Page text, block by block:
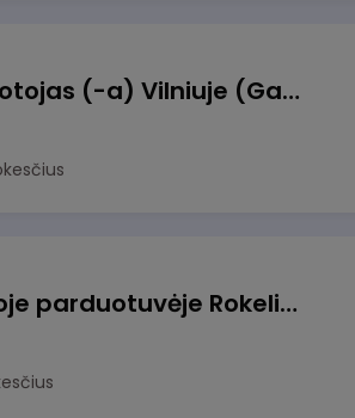
Užsakymų komplektuotojas (-a) Vilniuje (Gariūnai)
Pardavėjas (-a) naujoje parduotuvėje Rokeliuose (NEMOKAMAS TRANSPORTAS)